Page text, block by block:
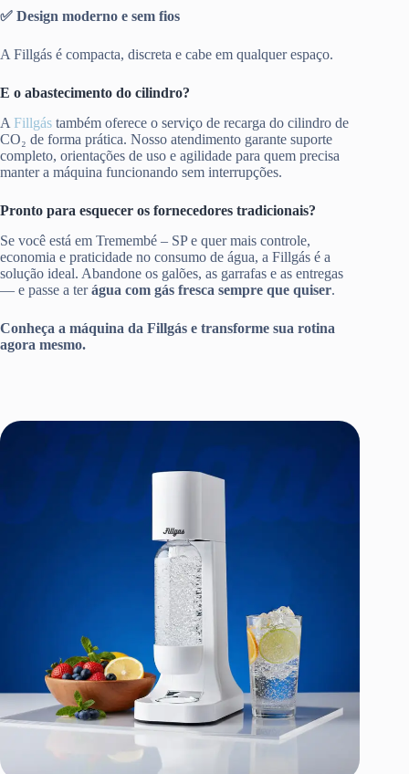
✅ Design moderno e sem fios
A Fillgás é compacta, discreta e cabe em qualquer espaço.
E o abastecimento do cilindro?
A Fillgás também oferece o serviço de recarga do cilindro de
CO₂ de forma prática. Nosso atendimento garante suporte
completo, orientações de uso e agilidade para quem precisa
manter a máquina funcionando sem interrupções.
Pronto para esquecer os fornecedores tradicionais?
Se você está em Tremembé – SP e quer mais controle,
economia e praticidade no consumo de água, a Fillgás é a
solução ideal. Abandone os galões, as garrafas e as entregas
— e passe a terágua com gás fresca sempre que quiser.
Conheça a máquina da Fillgás e transforme sua rotina
agora mesmo.